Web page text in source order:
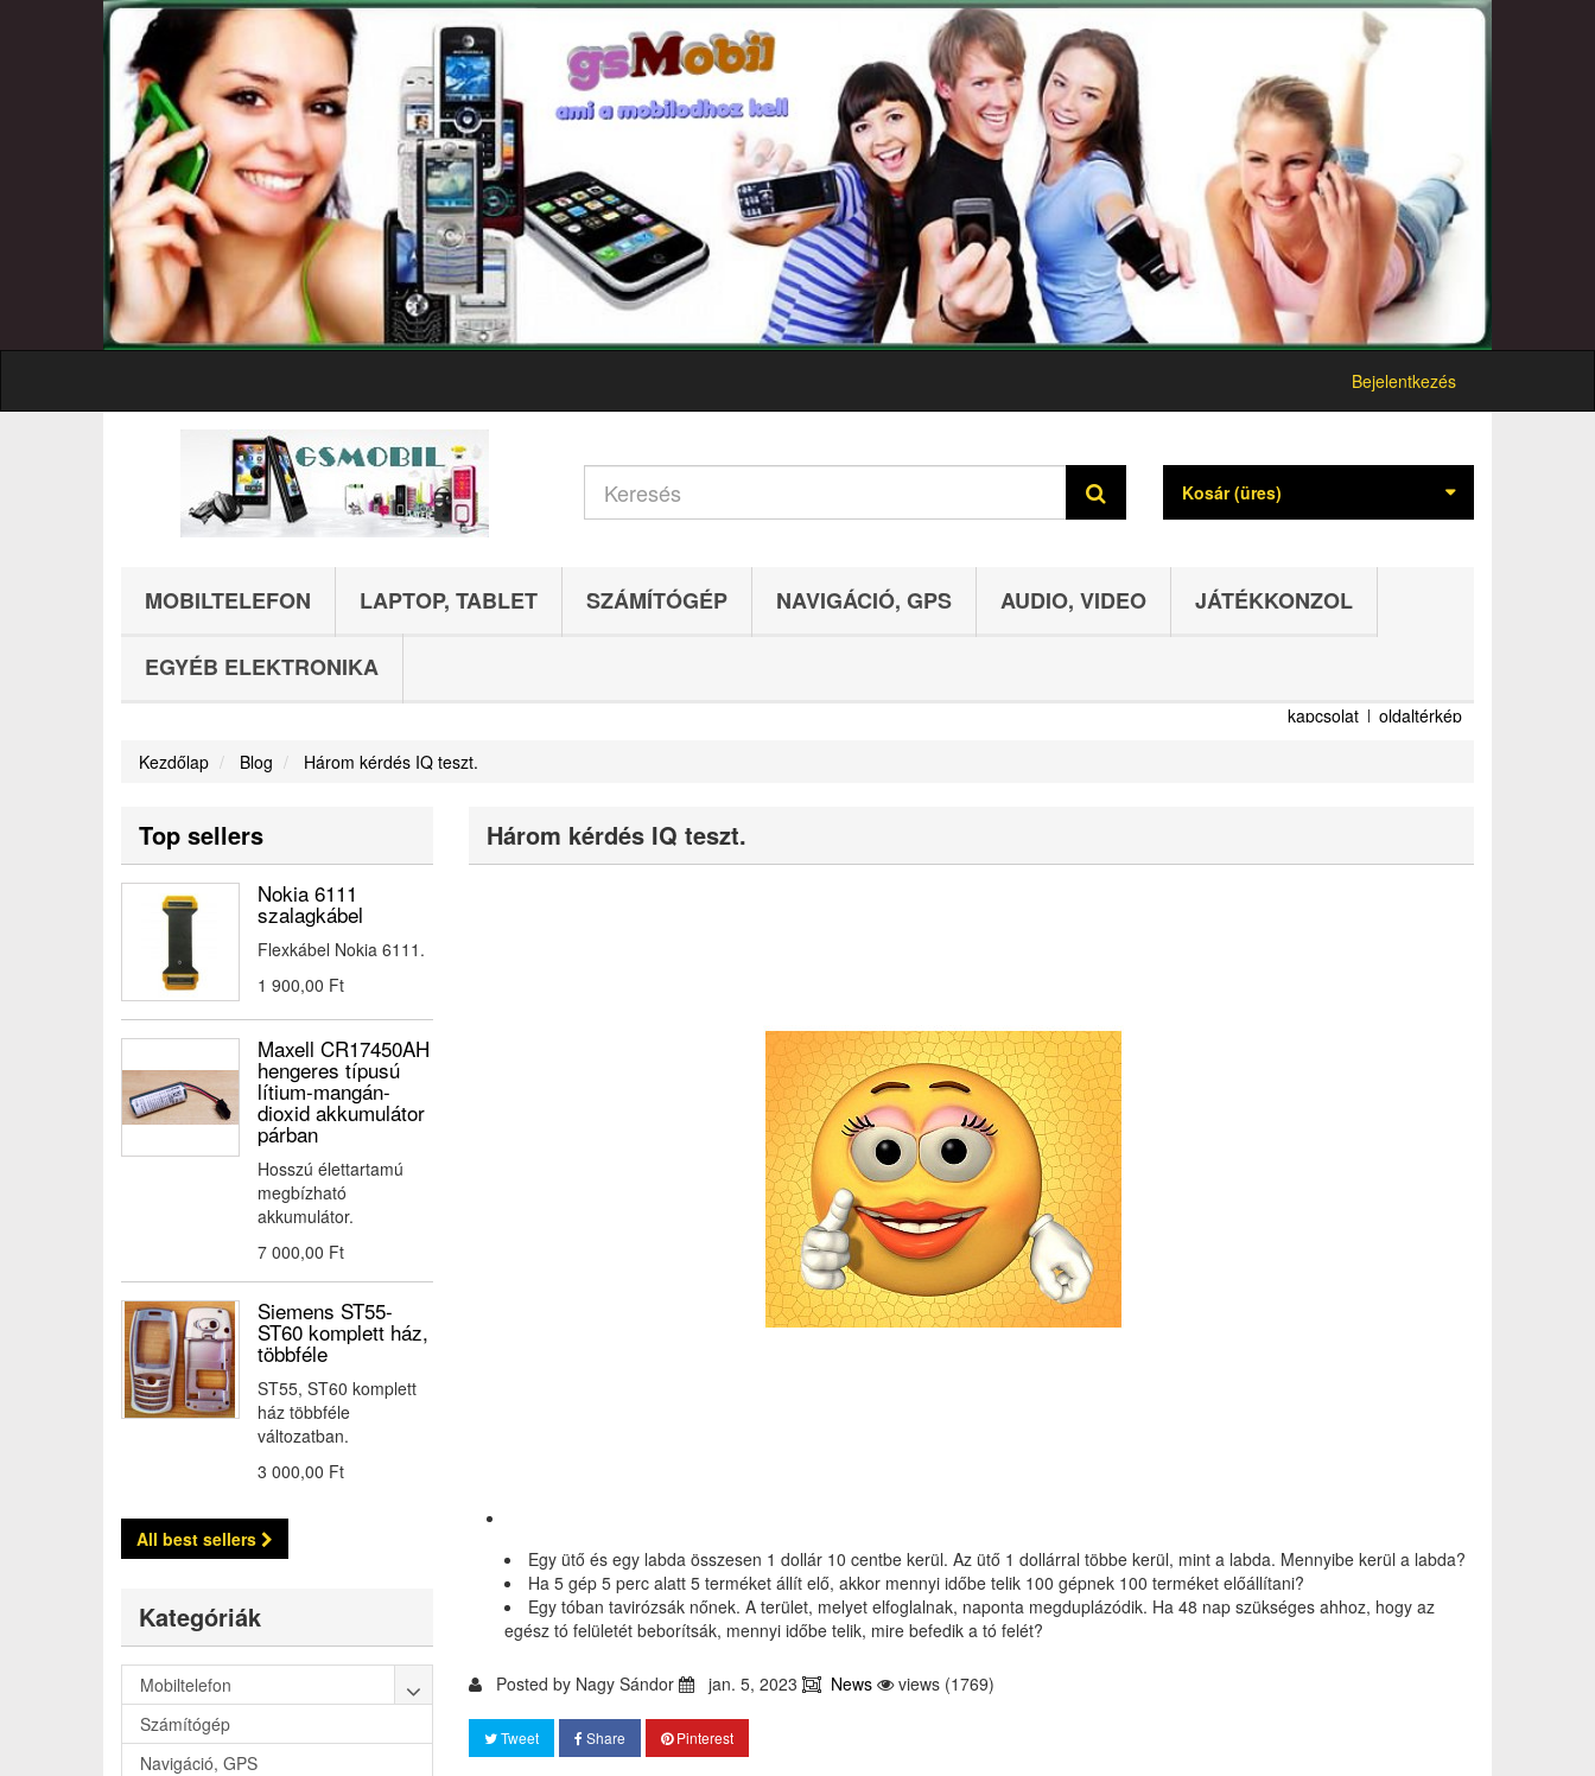
Bejelentkezés
Kosár (üres)
MOBILTELEFON LAPTOP, TABLET SZÁMÍTÓGÉP NAVIGÁCIÓ, GPS AUDIO, VIDEO JÁTÉKKONZOL
EGYÉB ELEKTRONIKA
kapcsolat
oldaltérkép
Kezdőlap
Blog Három kérdés IQ teszt.
Top sellers
Nokia 6111
szalagkábel
Flexkábel Nokia 6111.
1 900,00 Ft‎
Maxell CR17450AH
hengeres típusú
lítium-mangán-
dioxid akkumulátor
párban
Hosszú élettartamú
megbízható
akkumulátor.
7 000,00 Ft‎
Siemens ST55-
ST60 komplett ház,
többféle
ST55, ST60 komplett
ház többféle
változatban.
3 000,00 Ft‎
All best sellers
Kategóriák
Mobiltelefon
Számítógép
Navigáció, GPS
Három kérdés IQ teszt.
Egy ütő és egy labda összesen 1 dollár 10 centbe kerül. Az ütő 1 dollárral többe kerül, mint a labda. Mennyibe kerül a labda?
Ha 5 gép 5 perc alatt 5 terméket állít elő, akkor mennyi időbe telik 100 gépnek 100 terméket előállítani?
Egy tóban tavirózsák nőnek. A terület, melyet elfoglalnak, naponta megduplázódik. Ha 48 nap szükséges ahhoz, hogy az
egész tó felületét beborítsák, mennyi időbe telik, mire befedik a tó felét?
Posted by Nagy Sándor jan. 5, 2023 News views (1769)
Tweet Share Pinterest